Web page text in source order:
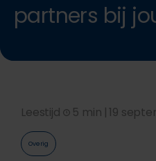
partners bij
Leestijd 5 min |19
Overig